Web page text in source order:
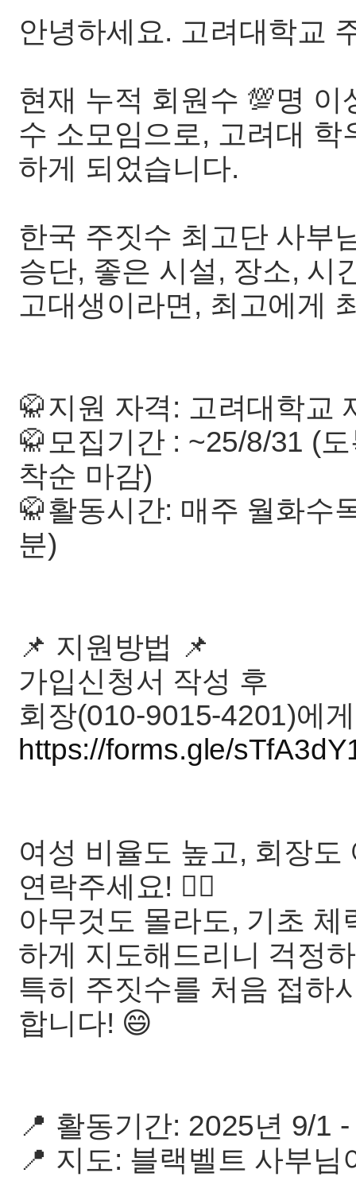
안녕하세요. 고려대학교
현재 누적 회원수 💯명
수 소모임으로, 고려대
하게 되었습니다.
한국 주짓수 최고단 사부
승단, 좋은 시설, 장소, 시
고대생이라면, 최고에게
🥋지원 자격: 고려대학교
🥋모집기간 : ~25/8/31 (
착순 마감)
🥋활동시간: 매주 월화수
분)
📌 지원방법 📌
가입신청서 작성 후
회장(010-9015-4201)에
https://forms.gle/
여성 비율도 높고, 회장
연락주세요! 🙋‍♀️
아무것도 몰라도, 기초
하게 지도해드리니 걱정
특히 주짓수를 처음 접하
합니다! 😄
📍 활동기간: 2025년 9/1
📍 지도: 블랙벨트 사부